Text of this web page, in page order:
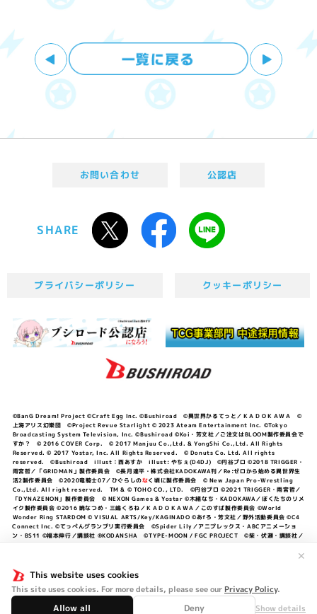
This website uses cookies
This site uses cookies. For more details, please see our Privacy Policy.
Allow all Deny Show details
✕
お問い合わせ 公認店
SHARE
プライバシーポリシー クッキーポリシー
©BanG Dream! Project ©Craft Egg Inc. ©Bushiroad ©異世界かるてっと／ＫＡＤＯＫＡＷＡ ©
上海アリス幻樂団 ©Project Revue Starlight © 2023 Ateam Entertainment Inc. ©Tokyo
Broadcasting System Television, Inc. ©Bushiroad ©Koi・芳文社／ご注文はBLOOM製作委員会で
すか？ © 2016 COVER Corp. © 2017 Manjuu Co.,Ltd. & YongShi Co.,Ltd. All Rights
Reserved. © 2017 Yostar, Inc. All Rights Reserved. © Donuts Co. Ltd. All rights
reserved. ©Bushiroad illust：西あすか illust: やちぇ(D4DJ) ©円谷プロ ©2018 TRIGGER・
雨宮哲／「GRIDMAN」製作委員会 ©長月達平・株式会社KADOKAWA刊／Re:ゼロから始める異世界生
活2製作委員会 ©2020竜騎士07／ひぐらしのなく頃に製作委員会 © New Japan Pro-Wrestling
Co.,Ltd. All right reserved. TM & © TOHO CO., LTD. ©円谷プロ ©2021 TRIGGER・雨宮哲／
「DYNAZENON」製作委員会 © NEXON Games & Yostar ©木緒なち・KADOKAWA／ぼくたちのリメ
イク製作委員会 ©2016 暁なつめ・三嶋くろね／ＫＡＤＯＫＡＷＡ／このすば製作委員会 ©World
Wonder Ring STARDOM © VISUAL ARTS/Key/KAGINADO ©あfろ・芳文社／野外活動委員会 ©C4
Connect Inc. ©てっぺんグランプリ実行委員会 ©Spider Lily／アニプレックス・ABCアニメーショ
ン・BS11 ©福本伸行／講談社 ®KODANSHA ©TYPE-MOON / FGC PROJECT ©柴・伏瀬・講談社／
©中村力斗・野澤ゆき子／集英社・君のことが大大大大大好きな製作委員会 ©IIS-P／ぽんのみち製作委
員会 ©円谷プロ ©2023 TRIGGER・雨宮哲／「劇場版グリッドマンユニバース」製作委員会 © NEXON
Games／アビドス商店街 ©プロジェクトラブライブ！蓮ノ空女学院スクールアイドルクラブ ©「勇気爆
発バーンブレイバーン」製作委員会